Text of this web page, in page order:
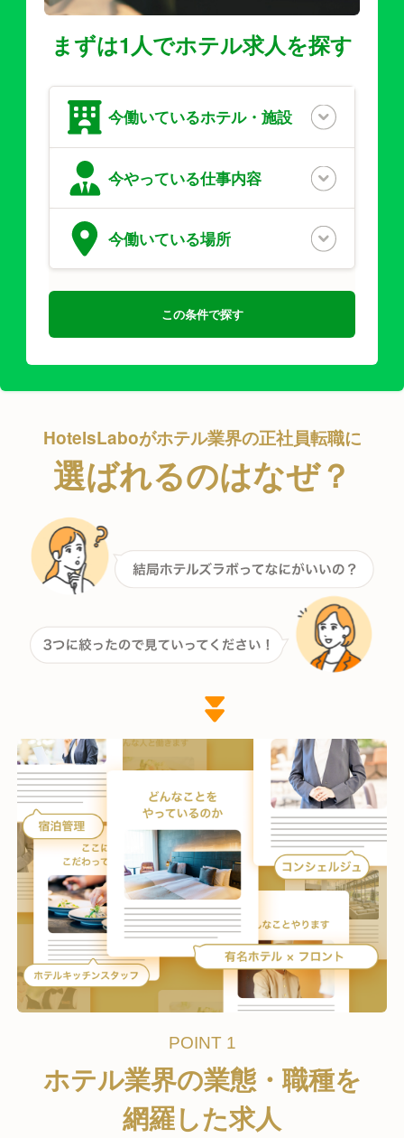
まずは1人でホテル求人を探す
今働いているホテル・施設
今やっている仕事内容
今働いている場所
この条件で探す
HotelsLaboがホテル業界の正社員転職に
選ばれるのはなぜ？
POINT 1
ホテル業界の業態・職種を
網羅した求人